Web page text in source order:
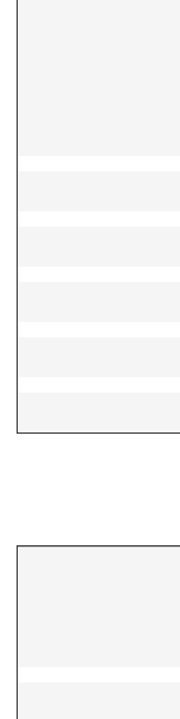
خاصة»